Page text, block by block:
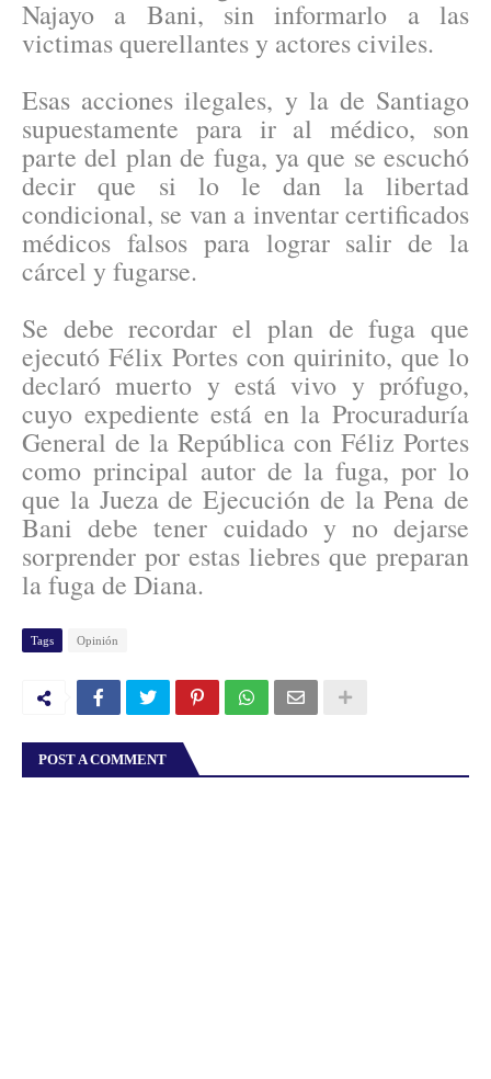
Najayo a Bani, sin informarlo a las
victimas querellantes y actores civiles.
Esas acciones ilegales, y la de Santiago
supuestamente para ir al médico, son
parte del plan de fuga, ya que se escuchó
decir que si lo le dan la libertad
condicional, se van a inventar certificados
médicos falsos para lograr salir de la
cárcel y fugarse.
Se debe recordar el plan de fuga que
ejecutó Félix Portes con quirinito, que lo
declaró muerto y está vivo y prófugo,
cuyo expediente está en la Procuraduría
General de la República con Féliz Portes
como principal autor de la fuga, por lo
que la Jueza de Ejecución de la Pena de
Bani debe tener cuidado y no dejarse
sorprender por estas liebres que preparan
la fuga de Diana.
Tags Opinión
POST A COMMENT